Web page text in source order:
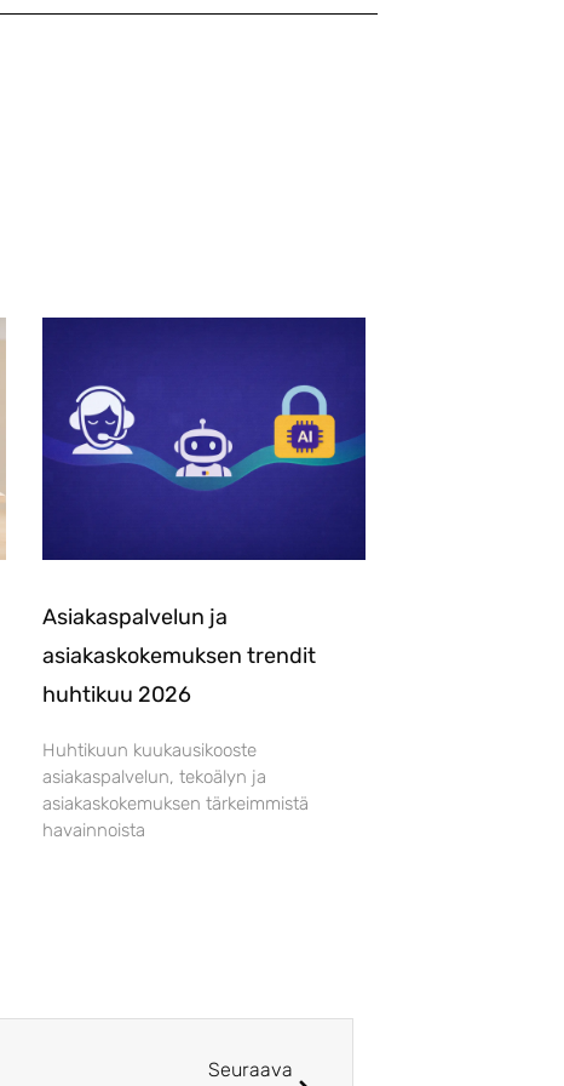
Asiakaspalvelun ja
asiakaskokemuksen trendit
huhtikuu 2026
Huhtikuun kuukausikooste
asiakaspalvelun, tekoälyn ja
asiakaskokemuksen tärkeimmistä
havainnoista
Seuraava